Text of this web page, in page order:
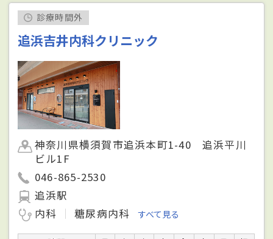
診療時間外
追浜吉井内科クリニック
神奈川県横須賀市追浜本町1-40 追浜平川
ビル1F
046-865-2530
追浜駅
内科
糖尿病内科 すべて見る